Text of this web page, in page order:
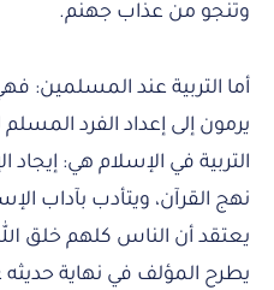
وتنجو من عذاب جهنم.
أما التربية عند المسلمين:
يرمون إلى إعداد الفرد المسلم
التربية في الإسلام هي: إيجاد
نهج القرآن، ويتأدب بآداب
يعتقد أن الناس كلهم خلق
يطرح المؤلف في نهاية حديثه